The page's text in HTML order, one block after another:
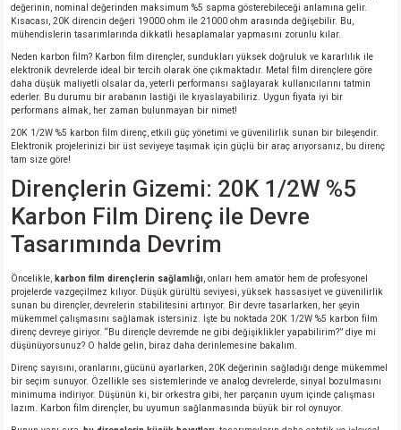
değerinin, nominal değerinden maksimum %5 sapma gösterebileceği anlamına gelir.
Kısacası, 20K direncin değeri 19000 ohm ile 21000 ohm arasında değişebilir. Bu,
mühendislerin tasarımlarında dikkatli hesaplamalar yapmasını zorunlu kılar.
Neden karbon film? Karbon film dirençler, sundukları yüksek doğruluk ve kararlılık ile
elektronik devrelerde ideal bir tercih olarak öne çıkmaktadır. Metal film dirençlere göre
daha düşük maliyetli olsalar da, yeterli performansı sağlayarak kullanıcılarını tatmin
ederler. Bu durumu bir arabanın lastiği ile kıyaslayabiliriz. Uygun fiyata iyi bir
performans almak, her zaman bulunmayan bir nimet!
20K 1/2W %5 karbon film direnç, etkili güç yönetimi ve güvenilirlik sunan bir bileşendir.
Elektronik projelerinizi bir üst seviyeye taşımak için güçlü bir araç arıyorsanız, bu direnç
tam size göre!
Dirençlerin Gizemi: 20K 1/2W %5
Karbon Film Direnç ile Devre
Tasarımında Devrim
Öncelikle, karbon film dirençlerin sağlamlığı , onları hem amatör hem de profesyonel
projelerde vazgeçilmez kılıyor. Düşük gürültü seviyesi, yüksek hassasiyet ve güvenilirlik
sunan bu dirençler, devrelerin stabilitesini artırıyor. Bir devre tasarlarken, her şeyin
mükemmel çalışmasını sağlamak istersiniz. İşte bu noktada 20K 1/2W %5 karbon film
direnç devreye giriyor. “Bu dirençle devremde ne gibi değişiklikler yapabilirim?” diye mi
düşünüyorsunuz? O halde gelin, biraz daha derinlemesine bakalım.
Direnç sayısını, oranlarını, gücünü ayarlarken, 20K değerinin sağladığı denge mükemmel
bir seçim sunuyor. Özellikle ses sistemlerinde ve analog devrelerde, sinyal bozulmasını
minimuma indiriyor. Düşünün ki, bir orkestra gibi, her parçanın uyum içinde çalışması
lazım. Karbon film dirençler, bu uyumun sağlanmasında büyük bir rol oynuyor.